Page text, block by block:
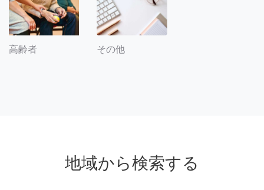
高齢者 その他
地域から検索する